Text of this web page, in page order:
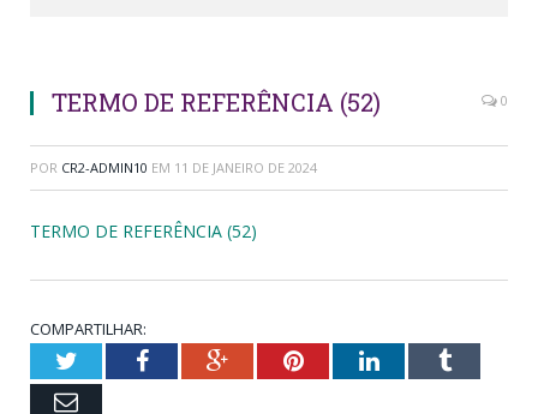
TERMO DE REFERÊNCIA (52) 0
POR CR2-ADMIN10 EM 11 DE JANEIRO DE 2024
TERMO DE REFERÊNCIA (52)
COMPARTILHAR:
TwitterFacebookGoogle+PinterestLinkedInTumblr
Email